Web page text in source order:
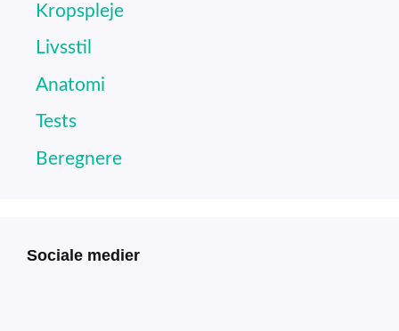
Kropspleje
Livsstil
Anatomi
Tests
Beregnere
Sociale medier